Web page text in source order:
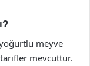
meyve
tarifler mevcuttur.